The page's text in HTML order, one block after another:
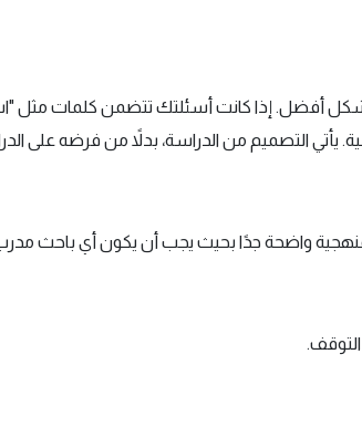
بشكل أفضل. إذا كانت أسئلتك تتضمن كلمات
يأتي التصميم من الدراسة، بدلاً من فرضه على
واضحة جدًا بحيث يجب أن يكون أي باحث